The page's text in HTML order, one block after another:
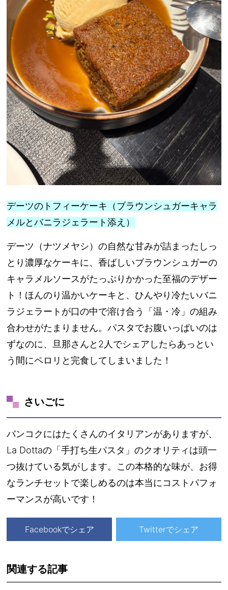
デーツのトフィーケーキ（ブラウンシュガーキャラ
メルとバニラジェラート添え）
デーツ（ナツメヤシ）の自然な甘みが詰まったしっ
とり濃厚なケーキに、香ばしいブラウンシュガーの
キャラメルソースがたっぷりかかった至福のデザー
ト！ほんのり温かいケーキと、ひんやり冷たいバニ
ラジェラートが口の中で溶け合う「温・冷」の組み
合わせがたまりません。パスタでお腹いっぱいのは
ずなのに、旦那さんと2人でシェアしたらあっとい
う間にペロリと完食してしまいました！
さいごに
バンコクにはたくさんのイタリアンがありますが、
La Dottaの「手打ち生パスタ」のクオリティは頭一
つ抜けている気がします。この本格的な味が、お得
なランチセットで楽しめるのは本当にコストパフォ
ーマンスが高いです！
Facebookでシェア Twitterでシェア
関連する記事